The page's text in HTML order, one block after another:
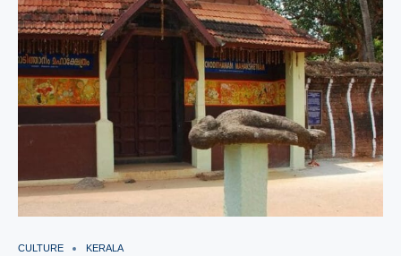
CULTURE KERALA